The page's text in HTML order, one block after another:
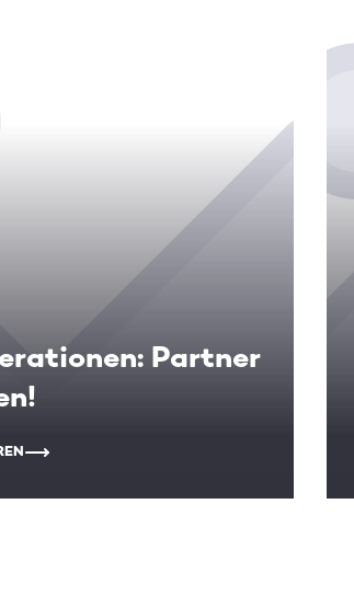
Partner